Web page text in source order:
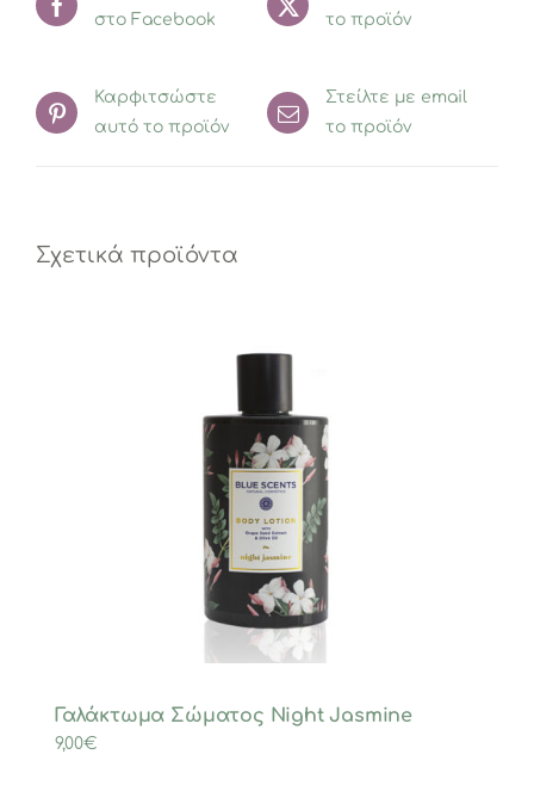
στο Facebook
το προϊόν
Καρφιτσώστε
αυτό το προϊόν
Στείλτε με email
το προϊόν
Σχετικά προϊόντα
Γαλάκτωμα Σώματος Night Jasmine
9,00€